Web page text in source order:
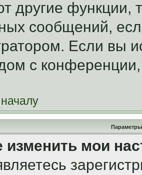
другие функции,
сообщений,
Если вы
с
Параметры
изменить мои